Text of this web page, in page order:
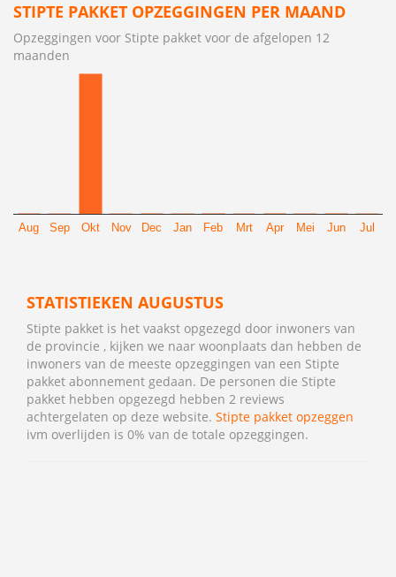
STIPTE PAKKET OPZEGGINGEN PER MAAND
Opzeggingen voor Stipte pakket voor de afgelopen 12
maanden
Aug Sep Okt Nov Dec Jan Feb Mrt Apr Mei Jun Jul
STATISTIEKEN AUGUSTUS
Stipte pakket is het vaakst opgezegd door inwoners van
de provincie , kijken we naar woonplaats dan hebben de
inwoners van de meeste opzeggingen van een Stipte
pakket abonnement gedaan. De personen die Stipte
pakket hebben opgezegd hebben 2 reviews
achtergelaten op deze website. Stipte pakket opzeggen
ivm overlijden is 0% van de totale opzeggingen.